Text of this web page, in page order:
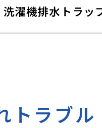
洗濯機排水トラッ
トラブル